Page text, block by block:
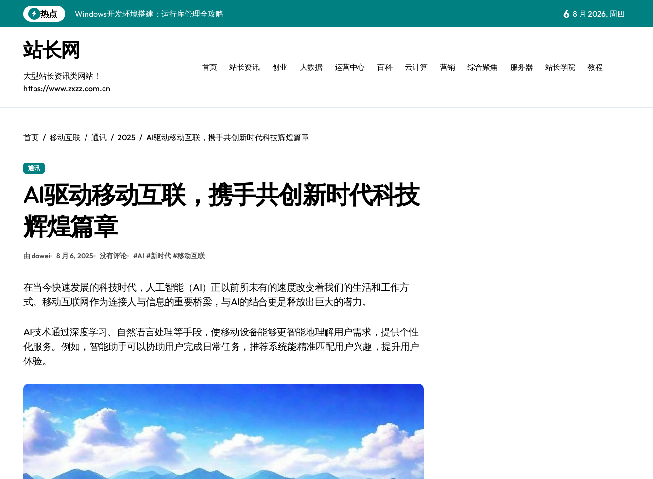
到
热点
Windows开发环境搭建：运行库管理全攻略
鸿蒙云架构下弹性计算优化探索
计算机视觉索引漏洞深度剖析与修复
弹性计算重塑云架构：降本增效实战指南
驭5G之速，铸iOS移动互联新标杆
快速定位漏洞，优化索引效率
弹性架构赋能精准计算，重塑云端体验
6 8 月 2026, 周四
站长网
大型站长资讯类网站！
https://www.zxzz.com.cn
首页 站长资讯 创业 大数据 运营中心 百科 云计算 营销 综合聚焦 服务器 站长学院 教程
首页 移动互联 通讯 2025 AI驱动移动互联，携手共创新时代科技辉煌篇章
通讯
AI驱动移动互联，携手共创新时代科技
辉煌篇章
由 dawei 8 月 6, 2025 没有评论 #AI #新时代 #移动互联
在当今快速发展的科技时代，人工智能（AI）正以前所未有的速度改变着我们的生活和工作方
式。移动互联网作为连接人与信息的重要桥梁，与AI的结合更是释放出巨大的潜力。
AI技术通过深度学习、自然语言处理等手段，使移动设备能够更智能地理解用户需求，提供个性
化服务。例如，智能助手可以协助用户完成日常任务，推荐系统能精准匹配用户兴趣，提升用户
体验。